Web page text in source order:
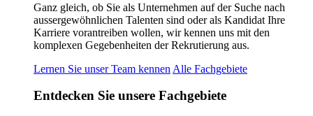
Ganz gleich, ob Sie als Unternehmen auf der Suche nach
aussergewöhnlichen Talenten sind oder als Kandidat Ihre
Karriere vorantreiben wollen, wir kennen uns mit den
komplexen Gegebenheiten der Rekrutierung aus.
Lernen Sie unser Team kennen Alle Fachgebiete
Entdecken Sie unsere Fachgebiete